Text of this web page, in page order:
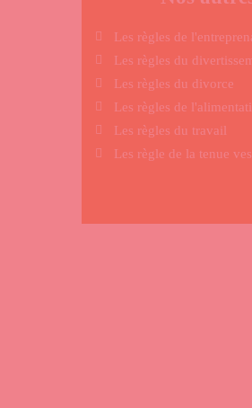
Les règles de
Les règles du
Les règles du divorce
Les règles de
Les règles du travail
Les règle de la tenue